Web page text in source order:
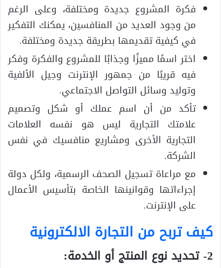
فكرة المشروع جديدة ومختلفة، وعلى الرغم
من وجود العديد من المنافسين، يمكنك التفكير
في كيفية تقديمها بطريقة جديدة ومختلفة.
اختر اسمًا مميزًا وجذابًا للمشروع والفكرة وفكر
فيه قريبًا من جمهور الإنترنت وجيل الألفية
وتوليد وسائل التواصل الاجتماعي.
تأكد من أن اسم عملك أو شكل وتصميم
علامتك التجارية ليس هو نفسه العلامات
التجارية الأخرى ومشاريع منافسيك في نفس
الشركة.
مع مراعاة تسجيل الصحف الرسمية، ولكل دولة
إجراءاتها وقوانينها الخاصة بتأسيس الأعمال
على الإنترنت.
كيف تربح من التجارة الالكترونية
2- تحديد نوع المنتج أو الخدمة: